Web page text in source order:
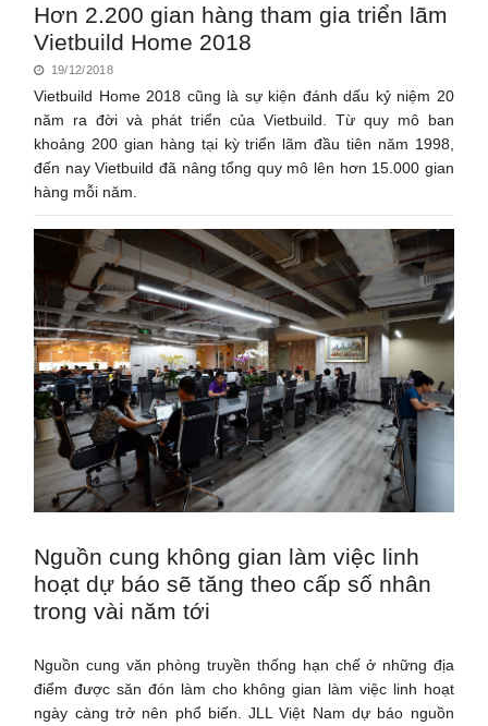
Hơn 2.200 gian hàng tham gia triển lãm
Vietbuild Home 2018
19/12/2018
Vietbuild Home 2018 cũng là sự kiện đánh dấu kỷ niệm 20
năm ra đời và phát triển của Vietbuild. Từ quy mô ban
khoảng 200 gian hàng tại kỳ triển lãm đầu tiên năm 1998,
đến nay Vietbuild đã nâng tổng quy mô lên hơn 15.000 gian
hàng mỗi năm.
Nguồn cung không gian làm việc linh
hoạt dự báo sẽ tăng theo cấp số nhân
trong vài năm tới
Nguồn cung văn phòng truyền thống hạn chế ở những địa
điểm được săn đón làm cho không gian làm việc linh hoạt
ngày càng trở nên phổ biến. JLL Việt Nam dự báo nguồn